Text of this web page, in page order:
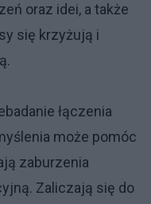
oraz idei, a także
się krzyżują i
łączenia
może pomóc
zaburzenia
Zaliczają się do